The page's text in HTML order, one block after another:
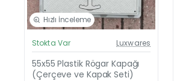
Hızlı İnceleme
Çok Satan
Stokta Var Luxwares
55x55 Plastik Rögar Kapağı
(Çerçeve ve Kapak Seti)